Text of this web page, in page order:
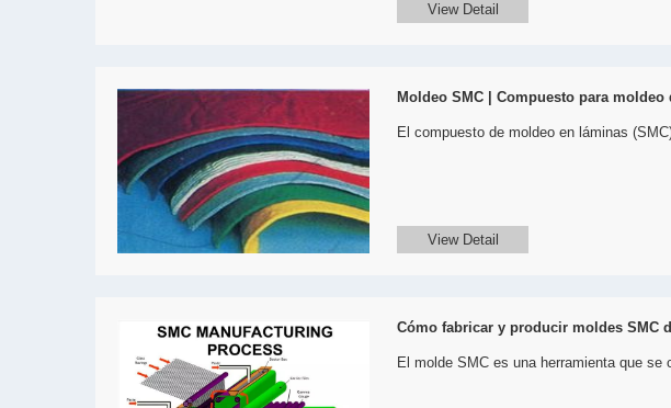
View Detail
Moldeo SMC | Compuesto para moldeo
El compuesto de moldeo en láminas
View Detail
Cómo fabricar y producir moldes SMC
El molde SMC es una herramienta que